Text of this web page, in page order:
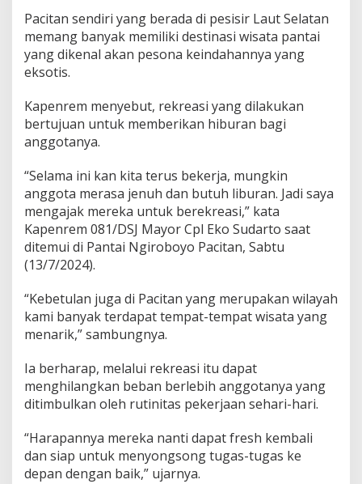
/
D
S
b
u
g
g
o
t
a
n
d
i
A
k
i
r
P
e
a
n
Pacitan sendiri yang berada di pesisir Laut Selatan
memang banyak memiliki destinasi wisata pantai
yang dikenal akan pesona keindahannya yang
eksotis.
Kapenrem menyebut, rekreasi yang dilakukan
bertujuan untuk memberikan hiburan bagi
anggotanya.
“Selama ini kan kita terus bekerja, mungkin
anggota merasa jenuh dan butuh liburan. Jadi saya
mengajak mereka untuk berekreasi,” kata
Kapenrem 081/DSJ Mayor Cpl Eko Sudarto saat
ditemui di Pantai Ngiroboyo Pacitan, Sabtu
(13/7/2024).
“Kebetulan juga di Pacitan yang merupakan wilayah
kami banyak terdapat tempat-tempat wisata yang
menarik,” sambungnya.
Ia berharap, melalui rekreasi itu dapat
menghilangkan beban berlebih anggotanya yang
ditimbulkan oleh rutinitas pekerjaan sehari-hari.
“Harapannya mereka nanti dapat fresh kembali
dan siap untuk menyongsong tugas-tugas ke
depan dengan baik,” ujarnya.